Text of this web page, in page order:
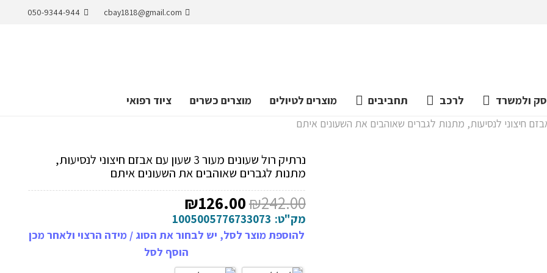
cbay1818@gmail.com
050-9344-944
ולמשרד לרכב תחביבים מוצרים לטיולים מוצרים כשרים
ציוד רפואי
נרתיק רול שעונים מעור 3 שעון עם אבזם חיצוני לנסיעות,
מתנות לגברים שאוהבים את השעונים איתם
₪242.00 המחיר
המקורי
היה:
₪242.00.
₪126.00
הנוכחי
הוא:
₪126.00.
מק"ט: 1005005776733073
להוספת מוצר לסל, יש לבחור את הסוג / מידה הרצוי ולאחר מכן
הוסף לסל